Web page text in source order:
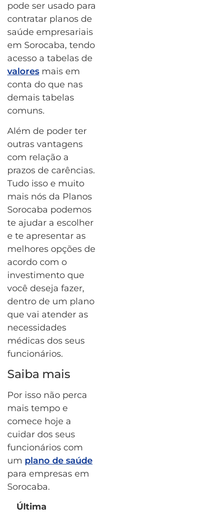
pode ser usado para
contratar planos de
saúde empresariais
em Sorocaba, tendo
acesso a tabelas de
valores mais em
conta do que nas
demais tabelas
comuns.
Além de poder ter
outras vantagens
com relação a
prazos de carências.
Tudo isso e muito
mais nós da Planos
Sorocaba podemos
te ajudar a escolher
e te apresentar as
melhores opções de
acordo com o
investimento que
você deseja fazer,
dentro de um plano
que vai atender as
necessidades
médicas dos seus
funcionários.
Saiba mais
Por isso não perca
mais tempo e
comece hoje a
cuidar dos seus
funcionários com
um plano de saúde
para empresas em
Sorocaba.
Última